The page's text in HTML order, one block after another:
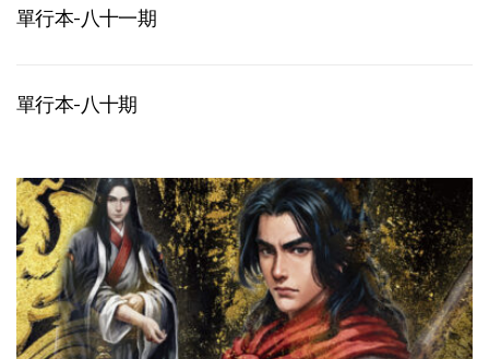
單行本-八十一期
單行本-八十期